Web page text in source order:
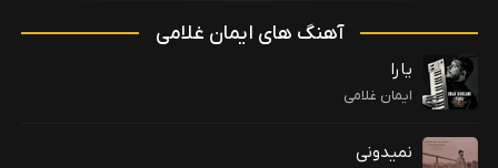
آهنگ های ایمان غلامی
یارا
ایمان غلامی
نمیدونی